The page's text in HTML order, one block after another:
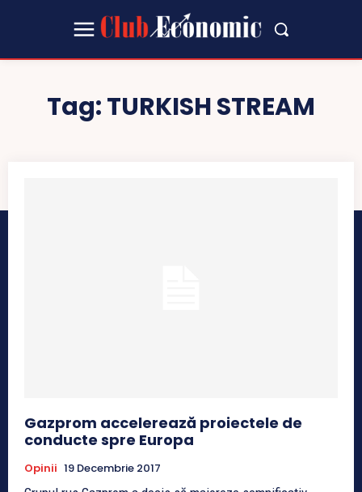
Tag:TURKISH STREAM
Gazprom accelerează proiectele de
conducte spre Europa
Opinii 19 Decembrie 2017